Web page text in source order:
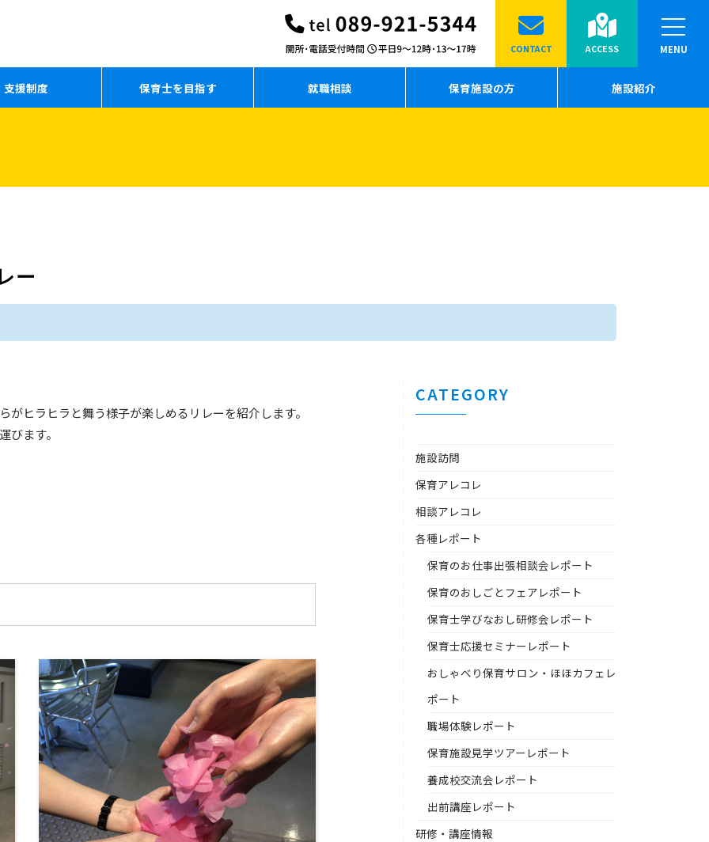
CONTACT ACCESS
支援制度 保育士を目指す 就職相談 保育施設の方 施設紹介
MENU
ー
ヒラヒラと舞う様子が楽しめるリレーを紹介します。
びます。
CATEGORY
施設訪問
保育アレコレ
相談アレコレ
各種レポート
保育のお仕事出張相談会レポート
保育のおしごとフェアレポート
保育士学びなおし研修会レポート
保育士応援セミナーレポート
おしゃべり保育サロン・ほほカフェレ
ポート
職場体験レポート
保育施設見学ツアーレポート
養成校交流会レポート
出前講座レポート
研修・講座情報